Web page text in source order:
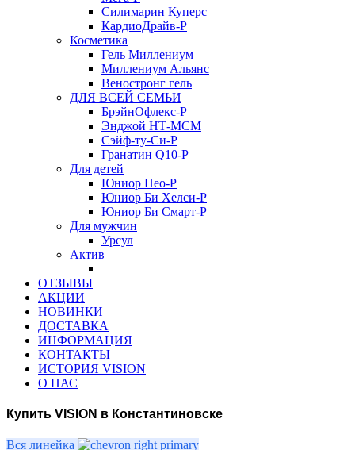
Силимарин Куперс
КардиоДрайв-Р
Косметика
Гель Миллениум
Миллениум Альянс
Веностронг гель
ДЛЯ ВСЕЙ СЕМЬИ
БрэйнОфлекс-Р
Энджой НТ-МСМ
Сэйф-ту-Си-Р
Гранатин Q10-Р
Для детей
Юниор Нео-Р
Юниор Би Хелси-Р
Юниор Би Смарт-Р
Для мужчин
Урсул
Актив
ОТЗЫВЫ
АКЦИИ
НОВИНКИ
ДОСТАВКА
ИНФОРМАЦИЯ
КОНТАКТЫ
ИСТОРИЯ VISION
О НАС
Купить VISION в Константиновске
Вся линейка